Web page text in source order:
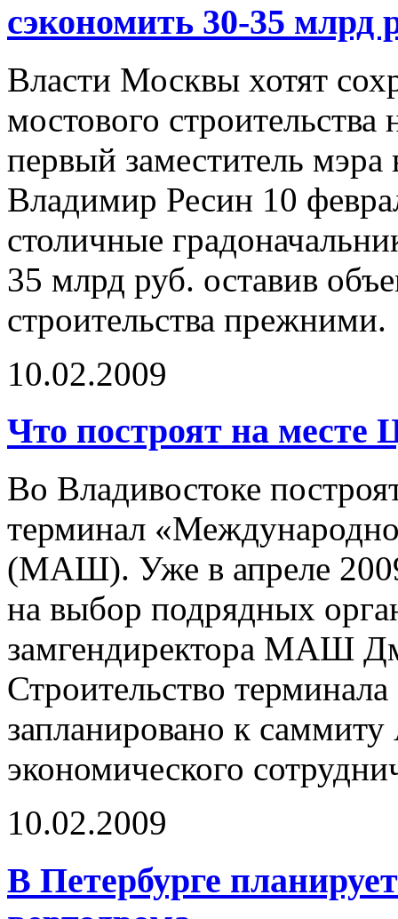
сэкономить 30-35 млрд
Власти Москвы хотят
мостового строительства
первый заместитель мэра
Владимир Ресин 10
столичные
35 млрд руб. оставив
строительства прежними.
10.02.2009
Что построят на месте
Во Владивостоке
терминал
(МАШ). Уже в апреле 2009
на выбор подрядных
замгендиректора МАШ
Строительство
запланировано к
экономического
10.02.2009
В Петербурге